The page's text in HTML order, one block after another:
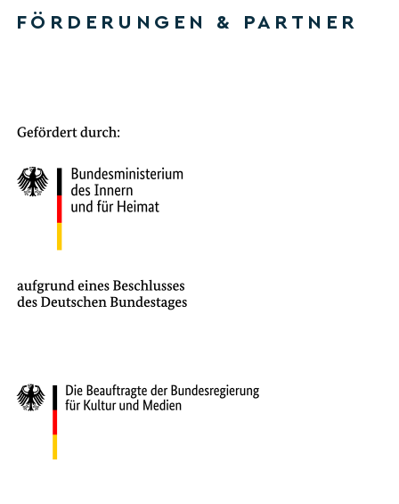
FÖRDERUNGEN & PARTNER